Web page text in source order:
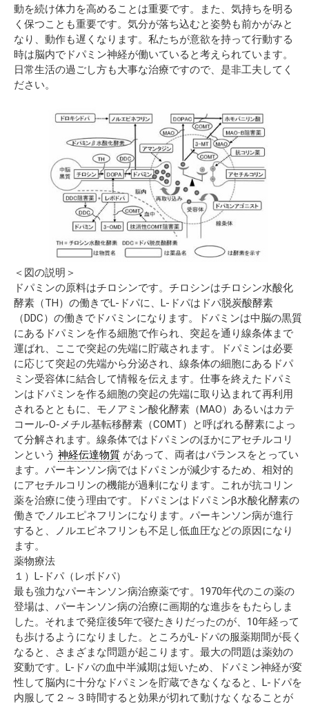
動を続け体力を高めることは重要です。また、気持ちを明る
く保つことも重要です。気分が落ち込むと姿勢も前かがみと
なり、動作も遅くなります。私たちが意欲を持って行動する
時は脳内でドパミン神経が働いていると考えられています。
日常生活の過ごし方も大事な治療ですので、是非工夫してく
ださい。
＜図の説明＞
ドパミンの原料はチロシンです。チロシンはチロシン水酸化
酵素（TH）の働きでL-ドパに、L-ドパはドパ脱炭酸酵素
（DDC）の働きでドパミンになります。ドパミンは中脳の黒質
にあるドパミンを作る細胞で作られ、突起を通り線条体まで
運ばれ、ここで突起の先端に貯蔵されます。ドパミンは必要
に応じて突起の先端から分泌され、線条体の細胞にあるドパ
ミン受容体に結合して情報を伝えます。仕事を終えたドパミ
ンはドパミンを作る細胞の突起の先端に取り込まれて再利用
されるとともに、モノアミン酸化酵素（MAO）あるいはカテ
コール-O-メチル基転移酵素（COMT）と呼ばれる酵素によっ
て分解されます。線条体ではドパミンのほかにアセチルコリ
ンという 神経伝達物質 があって、両者はバランスをとってい
ます。パーキンソン病ではドパミンが減少するため、相対的
にアセチルコリンの機能が過剰になります。これが抗コリン
薬を治療に使う理由です。ドパミンはドパミンβ水酸化酵素の
働きでノルエピネフリンになります。パーキンソン病が進行
すると、ノルエピネフリンも不足し低血圧などの原因になり
ます。
薬物療法
１）L-ドパ（レボドパ）
最も強力なパーキンソン病治療薬です。1970年代のこの薬の
登場は、パーキンソン病の治療に画期的な進歩をもたらしま
した。それまで発症後5年で寝たきりだったのが、10年経って
も歩けるようになりました。ところがL-ドパの服薬期間が長く
なると、さまざまな問題が起こります。最大の問題は薬効の
変動です。L-ドパの血中半減期は短いため、ドパミン神経が変
性して脳内に十分なドパミンを貯蔵できなくなると、L-ドパを
内服して２～３時間すると効果が切れて動けなくなることが